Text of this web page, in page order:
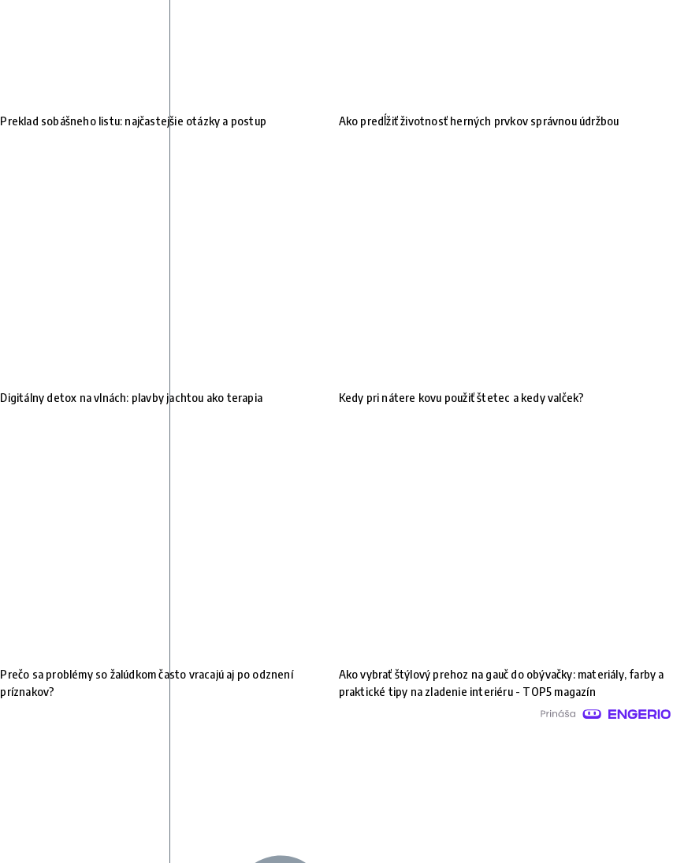
Preklad sobášneho listu: najčastejšie otázky a postup Ako predĺžiť životnosť herných prvkov správnou údržbou
Digitálny detox na vlnách: plavby jachtou ako terapia Kedy pri nátere kovu použiť štetec a kedy valček?
Prečo sa problémy so žalúdkom často vracajú aj po odznení
príznakov?
Ako vybrať štýlový prehoz na gauč do obývačky: materiály, farby a
praktické tipy na zladenie interiéru - TOP5 magazín